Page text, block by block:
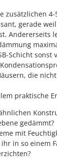
zusätzlichen
gerade
Andererseits
Schicht sonst
die
praktische
gedämmt?
mit
in so einem